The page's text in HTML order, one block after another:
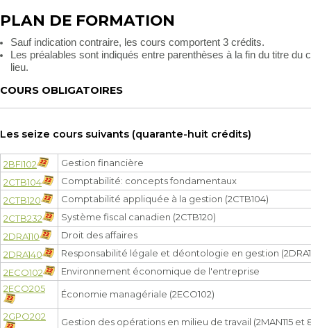
PLAN DE FORMATION
Sauf indication contraire, les cours comportent 3 crédits.
Les préalables sont indiqués entre parenthèses à la fin du titre du
lieu.
COURS OBLIGATOIRES
Les seize cours suivants (quarante-huit crédits)
2BFI102
Gestion financière
2CTB104
Comptabilité: concepts fondamentaux
2CTB120
Comptabilité appliquée à la gestion (2CTB104)
2CTB232
Système fiscal canadien (2CTB120)
2DRA110
Droit des affaires
2DRA140
Responsabilité légale et déontologie en gestion
2ECO102
Environnement économique de l'entreprise
2ECO205
Économie managériale (2ECO102)
2GPO202
Gestion des opérations en milieu de travail (2MAN115 et